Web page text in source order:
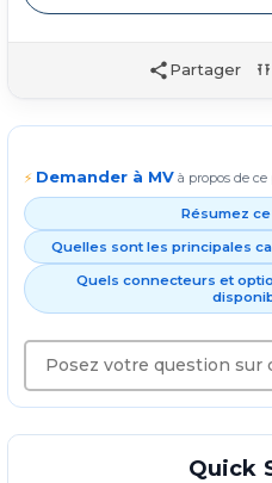
Partager
⚡ Demander à MV à propos de
Résumez
Quelles sont les principales
Quels connecteurs et
Quick